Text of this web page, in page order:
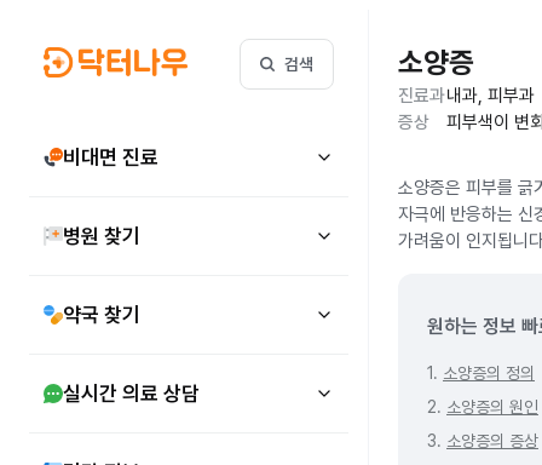
검색
비대면 진료
병원 찾기
약국 찾기
실시간 의료 상담
소양증
진료과내과, 피부과
증상
피부색이 변
소양증은 피부를 긁
자극에 반응하는 신
가려움이 인지됩니
원하는 정보
1. 소양증의 정의
2. 소양증의 원인
3. 소양증의 증상